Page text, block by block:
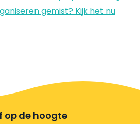
gemist? Kijk het nu
op de hoogte